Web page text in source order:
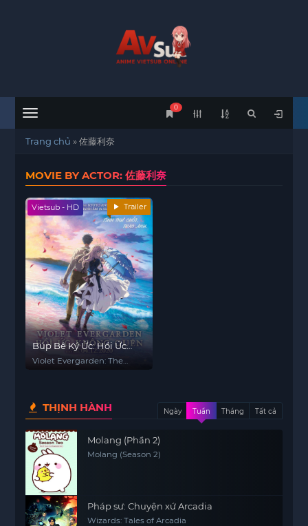
Menu
0
Trang chủ »佐藤利奈
MOVIE BY ACTOR: 佐藤利奈
Vietsub - HD Trailer
Búp Bê Ký Ức: Hồi Ức
Không Quên
Violet Evergarden: The
THỊNH HÀNH Ngày Tuần Tháng Tất cả
Molang (Phần 2)
Molang (Season 2)
Pháp sư: Chuyện xứ Arcadia
Wizards: Tales of Arcadia